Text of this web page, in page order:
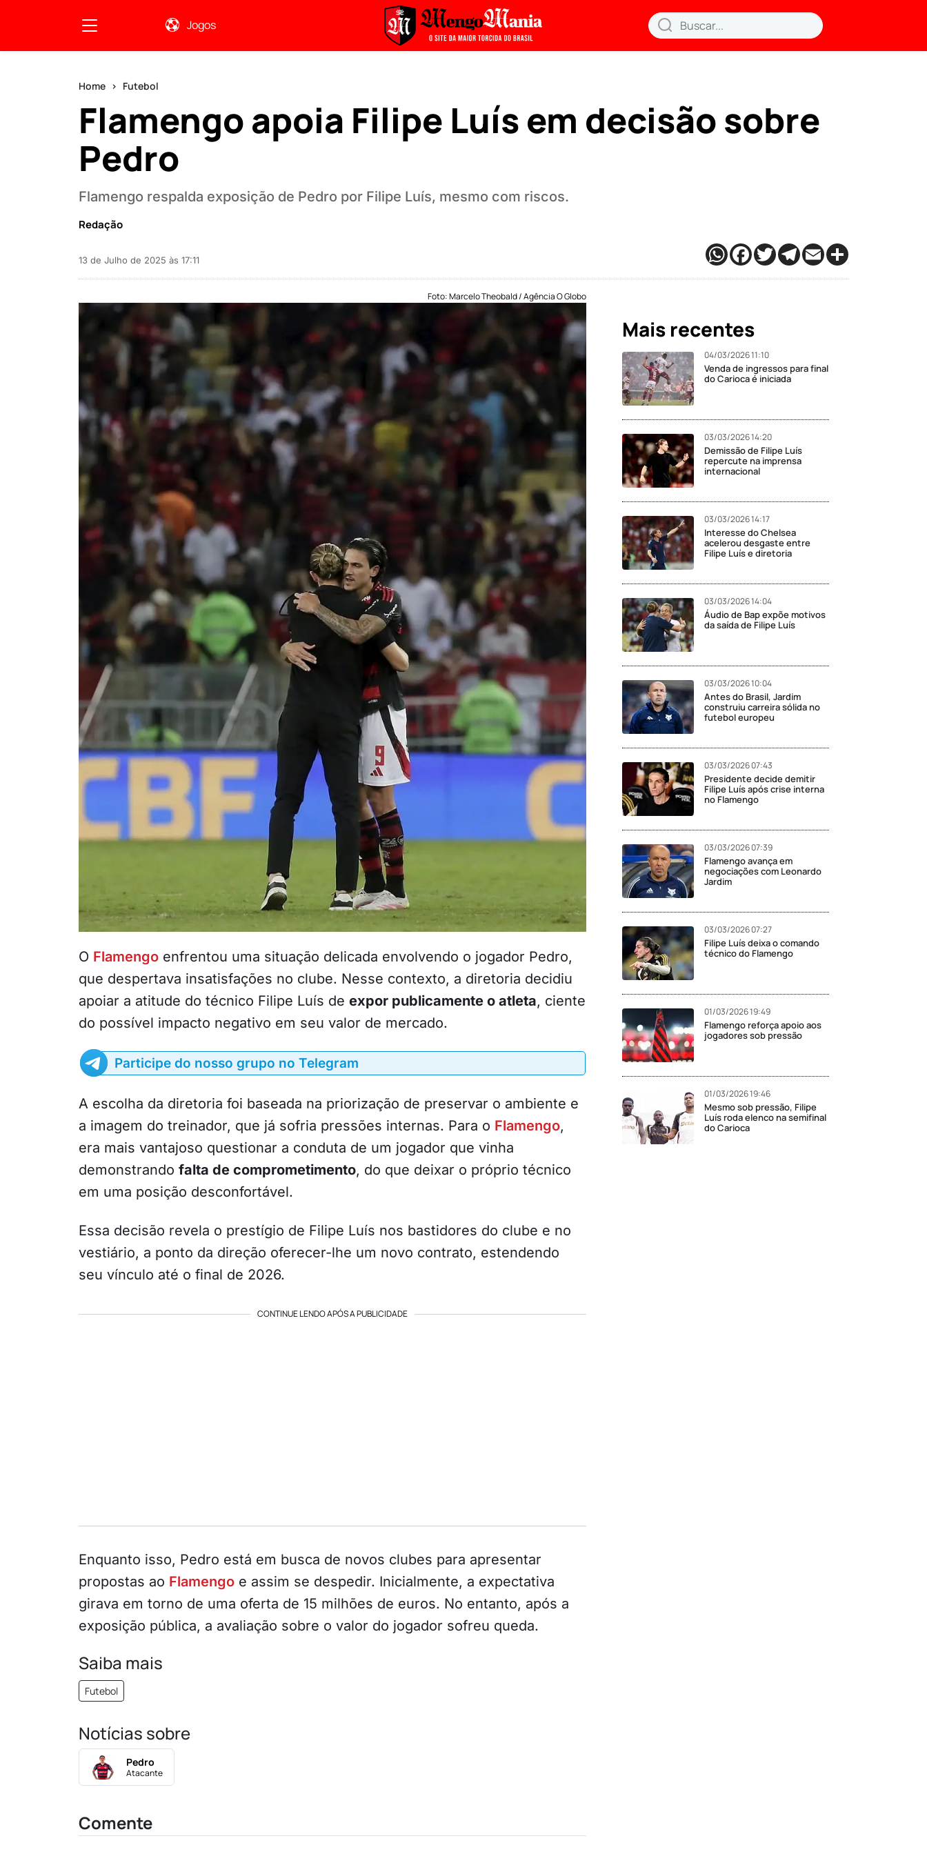
Jogos
Home Futebol
Flamengo apoia Filipe Luís em decisão sobre
Pedro
Flamengo respalda exposição de Pedro por Filipe Luís, mesmo com riscos.
Redação
13 de Julho de 2025 às 17:11
Foto: Marcelo Theobald / Agência O Globo
O Flamengo enfrentou uma situação delicada envolvendo o jogador Pedro,
que despertava insatisfações no clube. Nesse contexto, a diretoria decidiu
apoiar a atitude do técnico Filipe Luís de expor publicamente o atleta, ciente
do possível impacto negativo em seu valor de mercado.
Participe do nosso grupo no Telegram
A escolha da diretoria foi baseada na priorização de preservar o ambiente e
a imagem do treinador, que já sofria pressões internas. Para o Flamengo,
era mais vantajoso questionar a conduta de um jogador que vinha
demonstrando falta de comprometimento, do que deixar o próprio técnico
em uma posição desconfortável.
Essa decisão revela o prestígio de Filipe Luís nos bastidores do clube e no
vestiário, a ponto da direção oferecer-lhe um novo contrato, estendendo
seu vínculo até o final de 2026.
CONTINUE LENDO APÓS A PUBLICIDADE
Enquanto isso, Pedro está em busca de novos clubes para apresentar
propostas ao Flamengo e assim se despedir. Inicialmente, a expectativa
girava em torno de uma oferta de 15 milhões de euros. No entanto, após a
exposição pública, a avaliação sobre o valor do jogador sofreu queda.
Saiba mais
Futebol
Notícias sobre
Pedro
Atacante
Comente
Mais recentes
04/03/2026 11:10
Venda de ingressos para final
do Carioca é iniciada
03/03/2026 14:20
Demissão de Filipe Luís
repercute na imprensa
internacional
03/03/2026 14:17
Interesse do Chelsea
acelerou desgaste entre
Filipe Luís e diretoria
03/03/2026 14:04
Áudio de Bap expõe motivos
da saída de Filipe Luís
03/03/2026 10:04
Antes do Brasil, Jardim
construiu carreira sólida no
futebol europeu
03/03/2026 07:43
Presidente decide demitir
Filipe Luís após crise interna
no Flamengo
03/03/2026 07:39
Flamengo avança em
negociações com Leonardo
Jardim
03/03/2026 07:27
Filipe Luís deixa o comando
técnico do Flamengo
01/03/2026 19:49
Flamengo reforça apoio aos
jogadores sob pressão
01/03/2026 19:46
Mesmo sob pressão, Filipe
Luís roda elenco na semifinal
do Carioca